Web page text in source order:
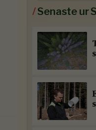
/Senaste ur